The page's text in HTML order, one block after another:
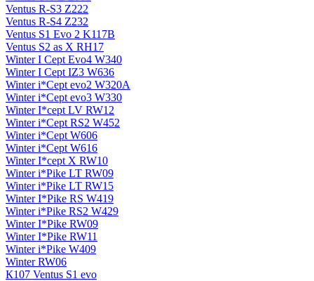
Ventus R-S3 Z222
Ventus R-S4 Z232
Ventus S1 Evo 2 K117B
Ventus S2 as X RH17
Winter I Cept Evo4 W340
Winter I Cept IZ3 W636
Winter i*Cept evo2 W320A
Winter i*Cept evo3 W330
Winter I*cept LV RW12
Winter i*Cept RS2 W452
Winter i*Cept W606
Winter i*Cept W616
Winter I*cept X RW10
Winter i*Pike LT RW09
Winter i*Pike LT RW15
Winter I*Pike RS W419
Winter i*Pike RS2 W429
Winter I*Pike RW09
Winter I*Pike RW11
Winter i*Pike W409
Winter RW06
К107 Ventus S1 evo